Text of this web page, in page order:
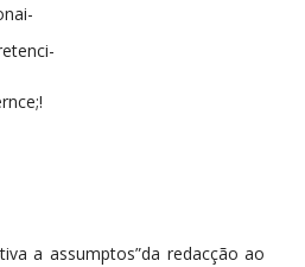
a assumptos”da redacção ao